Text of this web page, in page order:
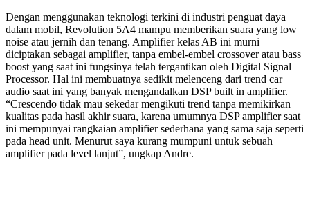
Dengan menggunakan teknologi terkini di industri penguat daya
dalam mobil, Revolution 5A4 mampu memberikan suara yang low
noise atau jernih dan tenang. Amplifier kelas AB ini murni
diciptakan sebagai amplifier, tanpa embel-embel crossover atau bass
boost yang saat ini fungsinya telah tergantikan oleh Digital Signal
Processor. Hal ini membuatnya sedikit melenceng dari trend car
audio saat ini yang banyak mengandalkan DSP built in amplifier.
“Crescendo tidak mau sekedar mengikuti trend tanpa memikirkan
kualitas pada hasil akhir suara, karena umumnya DSP amplifier saat
ini mempunyai rangkaian amplifier sederhana yang sama saja seperti
pada head unit. Menurut saya kurang mumpuni untuk sebuah
amplifier pada level lanjut”, ungkap Andre.